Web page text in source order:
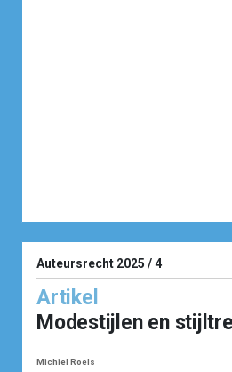
Auteursrecht 2025 / 4
Artikel
Modestijlen en
Michiel Roels